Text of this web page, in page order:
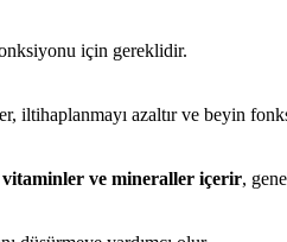
için gereklidir.
iltihaplanmayı azaltır ve beyin
ve mineraller içerir,